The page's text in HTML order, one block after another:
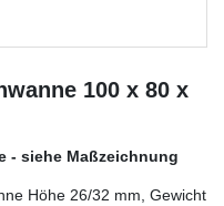
100 x 80 x
- siehe Maßzeichnung
Höhe 26/32 mm, Gewicht